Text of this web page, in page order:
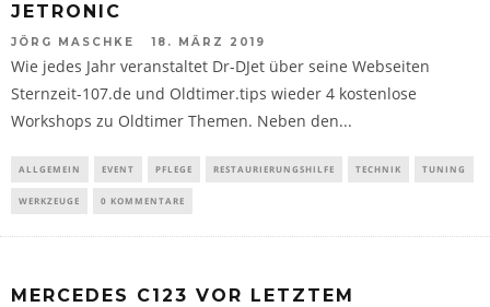
JETRONIC
JÖRG MASCHKE 18. MÄRZ 2019
Wie jedes Jahr veranstaltet Dr-DJet über seine Webseiten
Sternzeit-107.de und Oldtimer.tips wieder 4 kostenlose
Workshops zu Oldtimer Themen. Neben den...
ALLGEMEIN EVENT PFLEGE RESTAURIERUNGSHILFE TECHNIK TUNING
WERKZEUGE 0 KOMMENTARE
MERCEDES C123 VOR LETZTEM